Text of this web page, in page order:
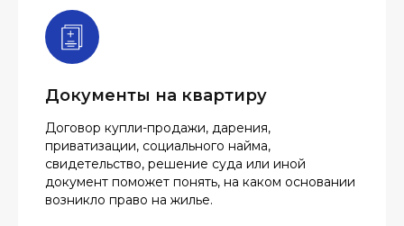
Документы на квартиру
Договор купли-продажи, дарения,
приватизации, социального найма,
свидетельство, решение суда или иной
документ поможет понять, на каком основании
возникло право на жилье.